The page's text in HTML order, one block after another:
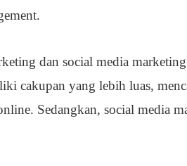
dan social media
cakupan yang lebih luas,
Sedangkan, social media